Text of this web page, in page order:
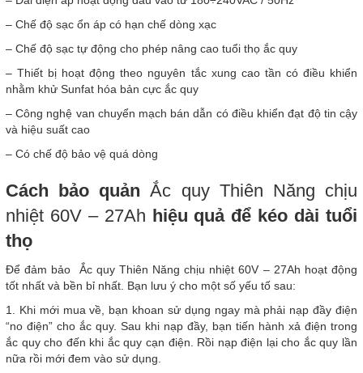
– Chế độ sạc ổn áp có hạn chế dòng xạc
– Chế độ sạc tự động cho phép nâng cao tuổi thọ ắc quy
– Thiết bị hoạt động theo nguyên tắc xung cao tần có điều khiển
nhằm khử Sunfat hóa bản cực ắc quy
– Công nghệ van chuyển mạch bán dẫn có điều khiển đạt độ tin cậy
và hiệu suất cao
– Có chế độ bảo vệ quá dòng
Cách bảo quảnẮc quy Thiên Năng chịu
nhiệt 60V – 27Ah hiệu quả để kéo dài tuổi
thọ
Để đảm bảo Ắc quy Thiên Năng chịu nhiệt 60V – 27Ah hoạt động
tốt nhất và bền bỉ nhất. Bạn lưu ý cho một số yếu tố sau:
1. Khi mới mua về, bạn khoan sử dụng ngay mà phải nạp đầy điện
“no điện” cho ắc quy. Sau khi nạp đầy, bạn tiến hành xả điện trong
ắc quy cho đến khi ắc quy cạn điện. Rồi nạp điện lại cho ắc quy lần
nữa rồi mới đem vào sử dụng.